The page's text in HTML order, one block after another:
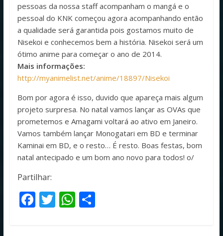
pessoas da nossa staff acompanham o mangá e o
pessoal do KNK começou agora acompanhando então
a qualidade será garantida pois gostamos muito de
Nisekoi e conhecemos bem a história. Nisekoi será um
ótimo anime para começar o ano de 2014.
Mais informações:
http://myanimelist.net/anime/18897/Nisekoi
Bom por agora é isso, duvido que apareça mais algum
projeto surpresa. No natal vamos lançar as OVAs que
prometemos e Amagami voltará ao ativo em Janeiro.
Vamos também lançar Monogatari em BD e terminar
Kaminai em BD, e o resto… É resto. Boas festas, bom
natal antecipado e um bom ano novo para todos! o/
Partilhar:
F T W S